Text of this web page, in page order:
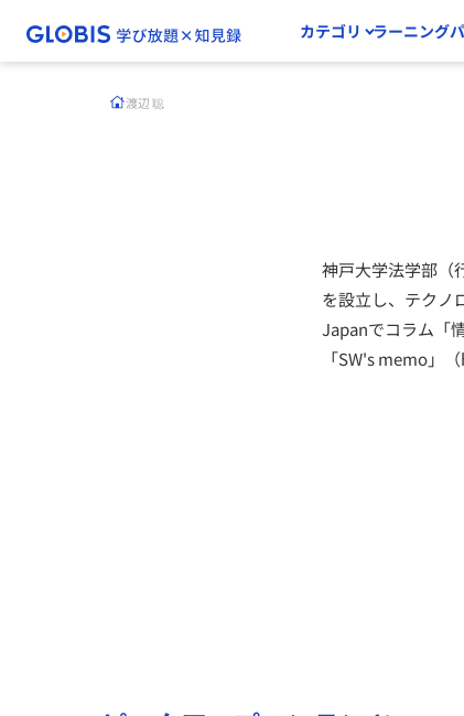
カテゴリ ラーニング
渡辺 聡
神戸大学法学部（
を設立し、テクノ
Japanでコラム「
「SW's memo」